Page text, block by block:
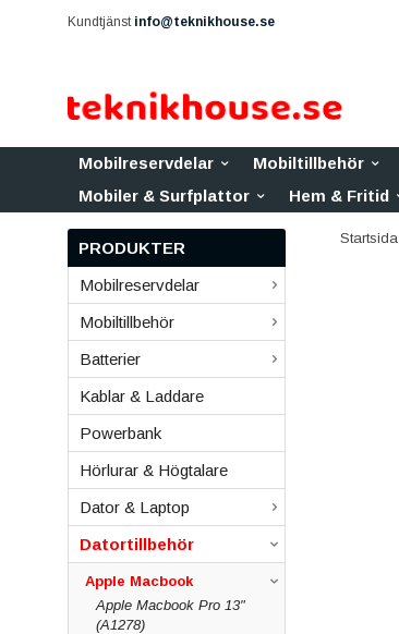
Kundtjänst info@teknikhouse.se
Mobilreservdelar Mobiltillbehör
Mobiler & Surfplattor
Hem & Fritid
PRODUKTER
Mobilreservdelar
Mobiltillbehör
Batterier
Kablar & Laddare
Powerbank
Hörlurar & Högtalare
Dator & Laptop
Datortillbehör
Apple Macbook
Apple Macbook Pro 13"
(A1278)
Startsida